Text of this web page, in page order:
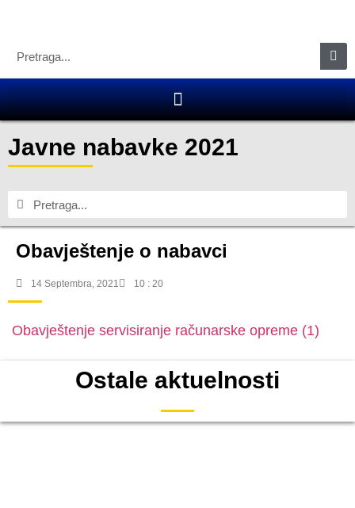
Javne nabavke 2021
Obavještenje o nabavci
14 Septembra, 2021 10 : 20
Obavještenje servisiranje računarske opreme (1)
Ostale aktuelnosti